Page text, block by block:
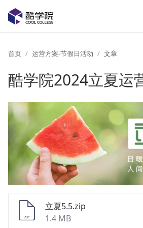
首页 运营方案-节假日活动 文章
酷学院2024立夏运
立夏5.5.zip
1.4 MB